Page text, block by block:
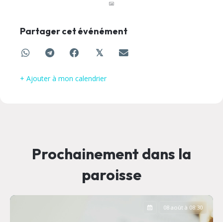
Partager cet événément
𝕏
+ Ajouter à mon calendrier
Prochainement dans la
paroisse
08 août à 08:30